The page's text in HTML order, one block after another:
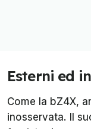
Esterni ed
Come la bZ4X,
inosservata. Il